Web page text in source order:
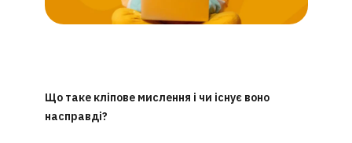
Що таке кліпове мислення і чи існує воно
насправді?